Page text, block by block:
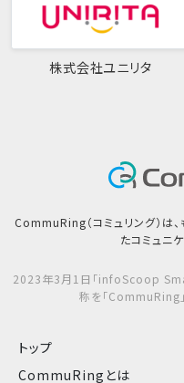
株式会社ユニリタ
CommuRing（コミュリング）は、
たコミュニ
2023年3月1日「infoScoop
称を「CommuRing
トップ
CommuRingとは